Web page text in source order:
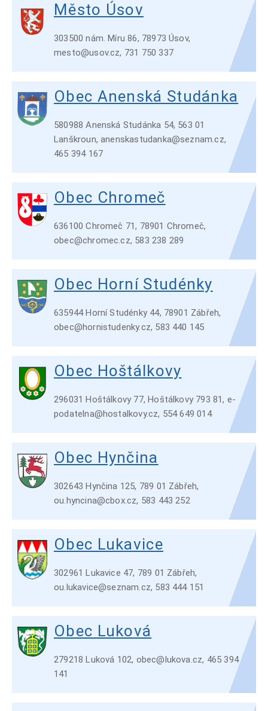
Město Úsov
303500 nám. Míru 86, 78973 Úsov,
mesto@usov.cz, 731 750 337
Obec Anenská Studánka
580988 Anenská Studánka 54, 563 01
Lanškroun, anenskastudanka@seznam.cz,
465 394 167
Obec Chromeč
636100 Chromeč 71, 78901 Chromeč,
obec@chromec.cz, 583 238 289
Obec Horní Studénky
635944 Horní Studénky 44, 78901 Zábřeh,
obec@hornistudenky.cz, 583 440 145
Obec Hoštálkovy
296031 Hoštálkovy 77, Hoštálkovy 793 81, e-
podatelna@hostalkovy.cz, 554 649 014
Obec Hynčina
302643 Hynčina 125, 789 01 Zábřeh,
ou.hyncina@cbox.cz, 583 443 252
Obec Lukavice
302961 Lukavice 47, 789 01 Zábřeh,
ou.lukavice@seznam.cz, 583 444 151
Obec Luková
279218 Luková 102, obec@lukova.cz, 465 394
141